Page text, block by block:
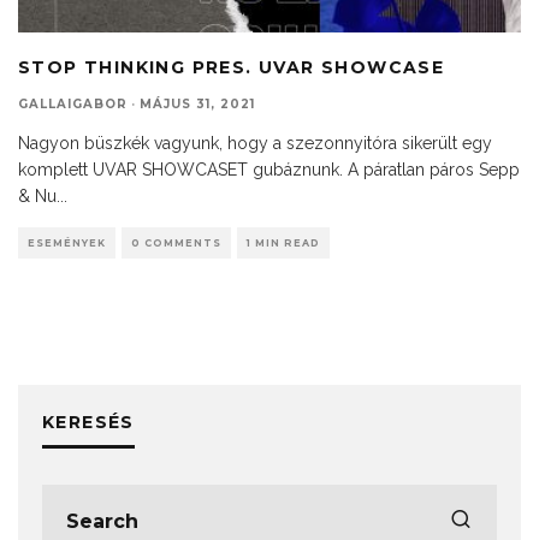
STOP THINKING PRES. UVAR SHOWCASE
GALLAIGABOR · MÁJUS 31, 2021
Nagyon büszkék vagyunk, hogy a szezonnyitóra sikerült egy
komplett UVAR SHOWCASET gubáznunk. A páratlan páros Sepp
& Nu
ESEMÉNYEK 0 COMMENTS 1 MIN READ
KERESÉS